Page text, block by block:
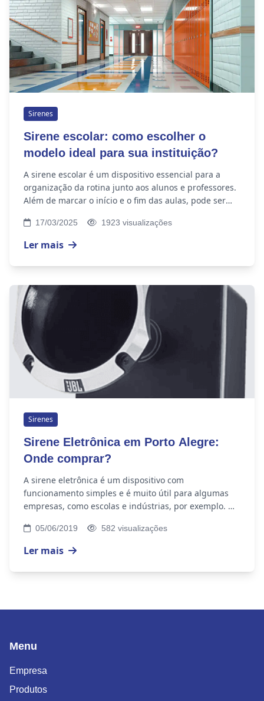
Sirenes
Sirene escolar: como escolher o
modelo ideal para sua instituição?
A sirene escolar é um dispositivo essencial para a
organização da rotina junto aos alunos e professores.
Além de marcar o início e o fim das aulas, pode ser
17/03/2025 1923 visualizações
Ler mais
Sirenes
Sirene Eletrônica em Porto Alegre:
Onde comprar?
A sirene eletrônica é um dispositivo com
funcionamento simples e é muito útil para algumas
empresas, como escolas e indústrias, por exemplo. O
alcançar...
05/06/2019 582 visualizações
Ler mais
Menu
Empresa
Produtos